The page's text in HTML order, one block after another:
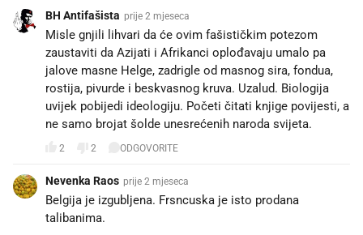
BH Antifašista prije 2 mjeseca
Misle gnjili lihvari da će ovim fašističkim potezom
zaustaviti da Azijati i Afrikanci oplođavaju umalo pa
jalove masne Helge, zadrigle od masnog sira, fondua,
rostija, pivurde i beskvasnog kruva. Uzalud. Biologija
uvijek pobijedi ideologiju. Početi čitati knjige povijesti, a
ne samo brojat šolde unesrećenih naroda svijeta.
2 2 ODGOVORITE
Nevenka Raos prije 2 mjeseca
Belgija je izgubljena. Frsncuska je isto prodana
talibanima.